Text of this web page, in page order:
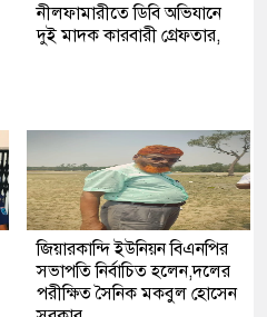
নীলফামারীতে ডিবি অভিযানে
দুই মাদক কারবারী গ্রেফতার,
জিয়ারকান্দি ইউনিয়ন বিএনপির
সভাপতি নির্বাচিত হলেন,দলের
পরীক্ষিত সৈনিক মকবুল হোসেন